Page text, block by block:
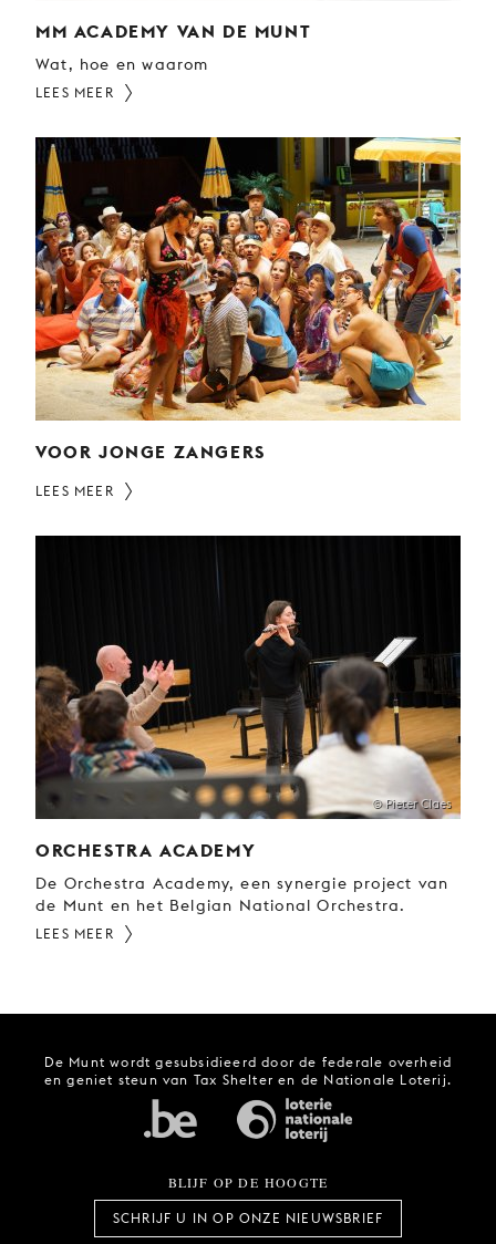
MM ACADEMY VAN DE MUNT
Wat, hoe en waarom
LEES MEER
VOOR JONGE ZANGERS
LEES MEER
© Pieter Claes
ORCHESTRA ACADEMY
De Orchestra Academy, een synergie project van
de Munt en het Belgian National Orchestra.
LEES MEER
De Munt wordt gesubsidieerd door de federale overheid
en geniet steun van Tax Shelter en de Nationale Loterij.
BLIJF OP DE HOOGTE
SCHRIJF U IN OP ONZE NIEUWSBRIEF